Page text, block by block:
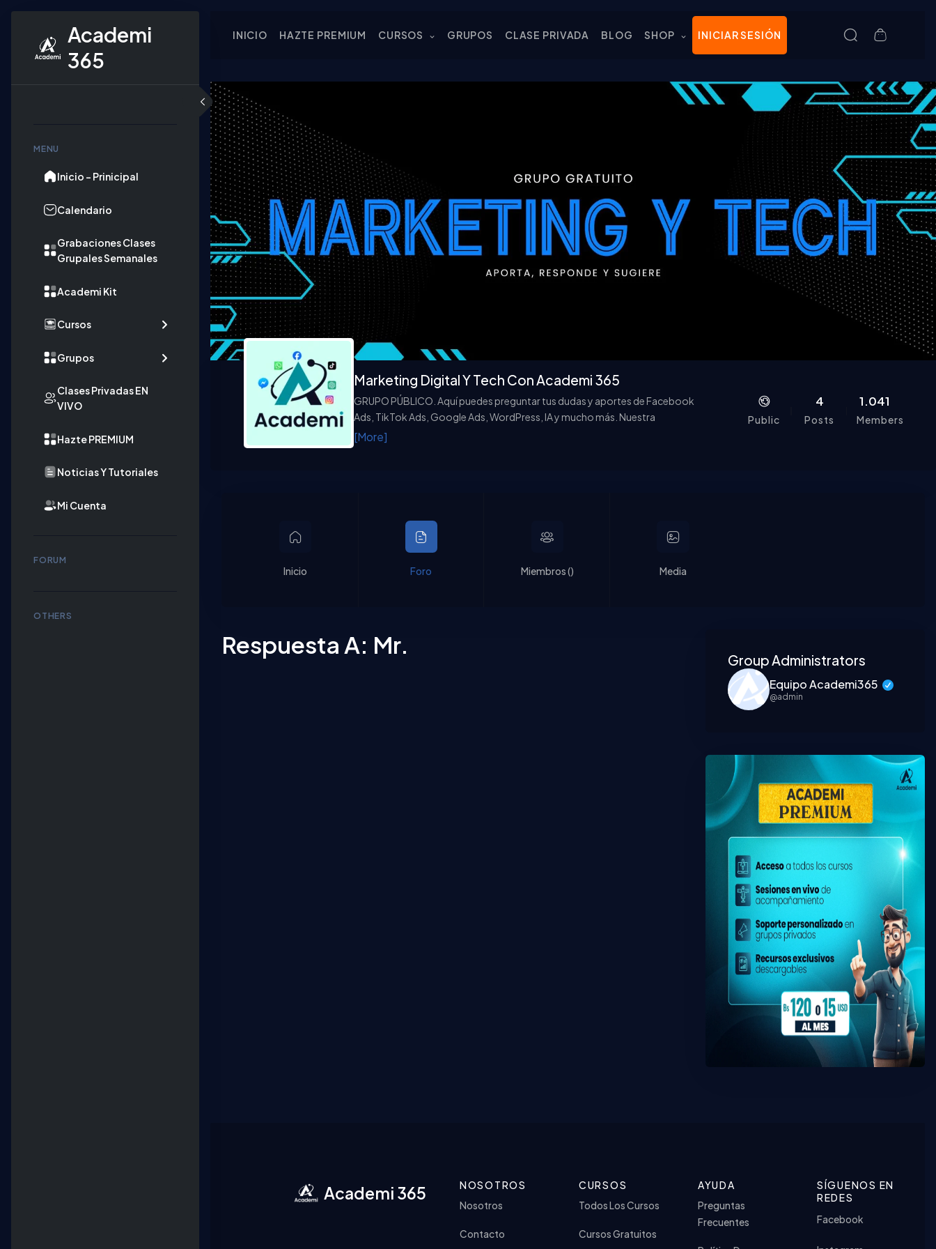
Skip to content
Academi
365
MENU
Inicio - Prinicipal
Calendario
Grabaciones Clases
Grupales Semanales
Academi Kit
Cursos
Grupos
Clases Privadas EN
VIVO
Hazte PREMIUM
Noticias Y Tutoriales
Mi Cuenta
FORUM
OTHERS
INICIO HAZTE PREMIUM CURSOS GRUPOS CLASE PRIVADA BLOG SHOP INICIAR SESIÓN
Marketing Digital Y Tech Con Academi 365
GRUPO PÚBLICO. Aquí puedes preguntar tus dudas y aportes de Facebook
Ads, TikTok Ads, Google Ads, WordPress, IA y mucho más. Nuestra
comunidad responde y ocasionalmente, también nuestros expertos.
[More]
Public
4
Posts
1.041
Members
Inicio Foro Miembros () Media
Respuesta A: Mr.
Group Administrators
Equipo Academi365
@admin
Academi 365 NOSOTROS
Nosotros
Contacto
CURSOS
Todos Los Cursos
Cursos Gratuitos
AYUDA
Preguntas
Frecuentes
SÍGUENOS EN
REDES
Facebook